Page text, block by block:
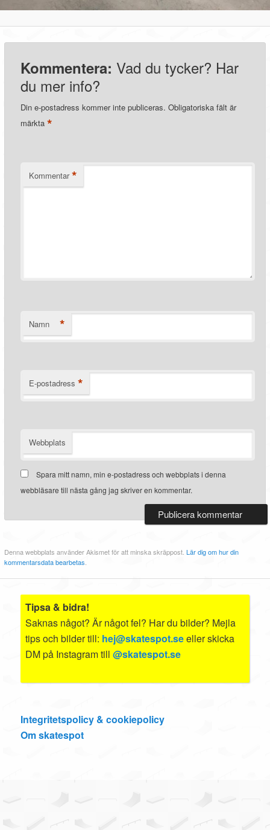
Kommentera: Vad du tycker? Har
du mer info?
Din e-postadress kommer inte publiceras. Obligatoriska fält är
märkta*
Kommentar *
Namn *
E-postadress *
Webbplats
Spara mitt namn, min e-postadress och webbplats i denna
webbläsare till nästa gång jag skriver en kommentar.
Denna webbplats använder Akismet för att minska skräppost.Lär dig om hur din
kommentarsdata bearbetas.
Tipsa & bidra!
Saknas något? Är något fel? Har du bilder? Mejla
tips och bilder till: hej@skatespot.seeller skicka
DM på Instagram till@skatespot.se
Integritetspolicy & cookiepolicy
Om skatespot